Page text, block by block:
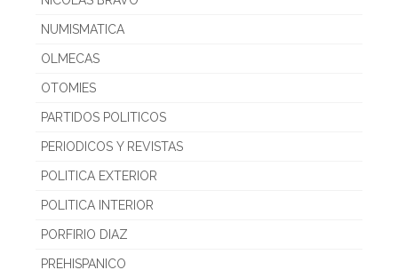
NUMISMATICA
OLMECAS
OTOMIES
PARTIDOS POLITICOS
PERIODICOS Y REVISTAS
POLITICA EXTERIOR
POLITICA INTERIOR
PORFIRIO DIAZ
PREHISPANICO